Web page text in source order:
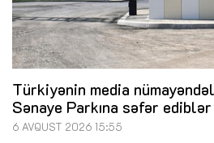
Türkiyənin media
Sənaye Parkına səfər ediblər
6 AVQUST 2026 15:55